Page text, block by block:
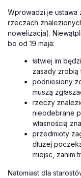
Wprowadzi je ustawa
rzeczach
nowelizacja).
bo od 19 maja:
łatwiej im
zasady zrobią
podniesiony
muszą
rzeczy
nieodebrane
własnością
przedmioty
dłużej
miejsc, zanim
Natomiast dla